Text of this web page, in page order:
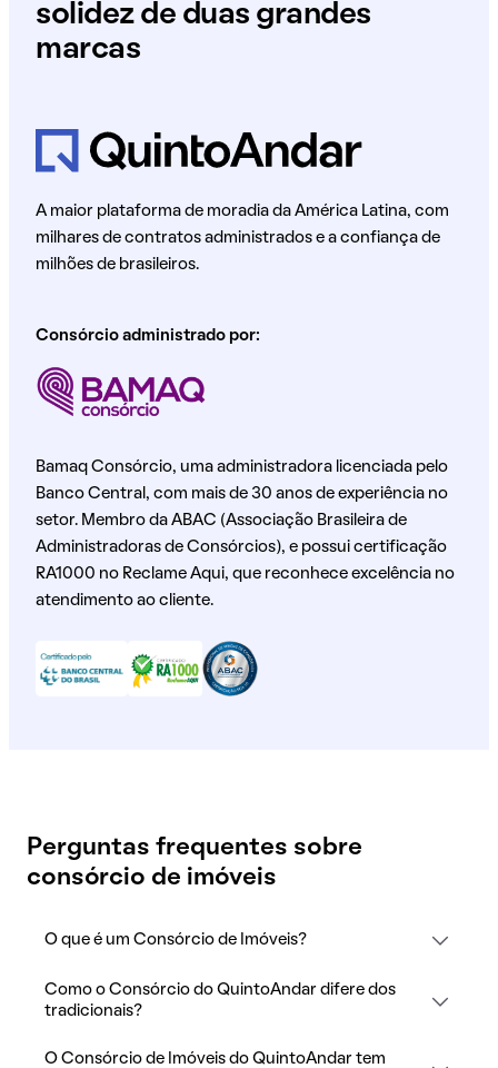
solidez de duas grandes
marcas
A maior plataforma de moradia da América Latina, com
milhares de contratos administrados e a confiança de
milhões de brasileiros.
Consórcio administrado por:
Bamaq Consórcio, uma administradora licenciada pelo
Banco Central, com mais de 30 anos de experiência no
setor. Membro da ABAC (Associação Brasileira de
Administradoras de Consórcios), e possui certificação
RA1000 no Reclame Aqui, que reconhece excelência no
atendimento ao cliente.
Perguntas frequentes sobre
consórcio de imóveis
O que é um Consórcio de Imóveis?
Como o Consórcio do QuintoAndar difere dos
tradicionais?
O Consórcio de Imóveis do QuintoAndar tem